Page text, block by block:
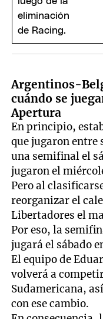
Argentinos-
cuándo se
Apertura
En principio,
que jugaron entre
una semifinal el
jugaron el
Pero al
reorganizar el
Libertadores el
Por eso, la
jugará el sábado
El equipo de
volverá a
Sudamericana,
con ese cambio.